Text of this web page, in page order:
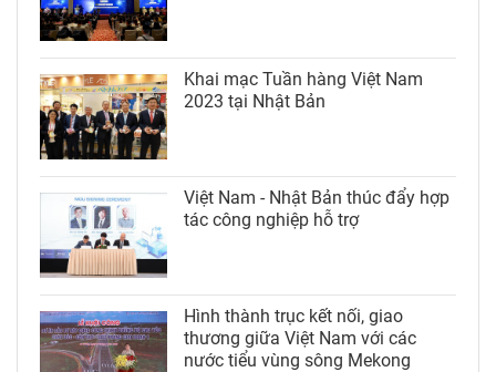
Khai mạc Tuần hàng Việt Nam
2023 tại Nhật Bản
Việt Nam - Nhật Bản thúc đẩy hợp
tác công nghiệp hỗ trợ
Hình thành trục kết nối, giao
thương giữa Việt Nam với các
nước tiểu vùng sông Mekong